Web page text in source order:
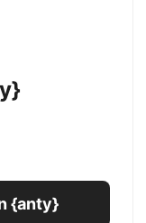
{anty}